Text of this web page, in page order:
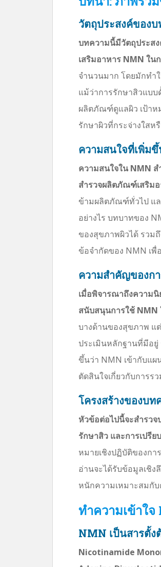
วัตถุประสงค์ของ
บทความนี้มีวัตถุประส
เสริมอาหาร NMN ใน
จำนวนมาก โดยมักทำ
แม้ว่าการรักษาสิวแบบ
ผลิตภัณฑ์ดูแลผิว เป้าห
รักษาผิวที่กระจ่างใสห
ความสนใจที่เพิ่ม
ความสนใจใน NMN
สำรวจผลิตภัณฑ์เสริม
ข้ามผลิตภัณฑ์ทั่วไป แล
อย่างไร บทบาทของ
ของสุขภาพผิวได้ รวม
ข้อจำกัดของ NMN เพื่
ความสำคัญของก
เมื่อพิจารณาถึงความ
สนับสนุนการใช้ NMN
บางด้านของสุขภาพ แ
ประเมินหลักฐานที่มีอยู่
ขึ้นว่า NMN เข้ากับแ
ตัดสินใจเกี่ยวกับการร
โครงสร้างของบท
หัวข้อต่อไปนี้จะสำรวจ
รักษาสิว และการเปรี
หมายเชิงปฏิบัติของก
อ่านจะได้รับข้อมูลเชิง
หนักความเหมาะสมกั
ทำความเข้าใ
NMN เป็นสารตั้ง
Nicotinamide